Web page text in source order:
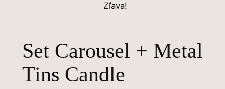
Zľava!
Set Carousel + Metal
Tins Candle